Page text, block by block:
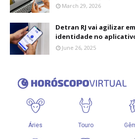
March 29, 2026
Detran RJ vai agilizar
identidade no
June 26, 2025